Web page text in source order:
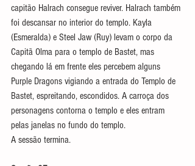
capitão Halrach consegue reviver. Halrach também
foi descansar no interior do templo. Kayla
(Esmeralda) e Steel Jaw (Ruy) levam o corpo da
Capitã Olma para o templo de Bastet, mas
chegando lá em frente eles percebem alguns
Purple Dragons vigiando a entrada do Templo de
Bastet, espreitando, escondidos. A carroça dos
personagens contorna o templo e eles entram
pelas janelas no fundo do templo.
A sessão termina.